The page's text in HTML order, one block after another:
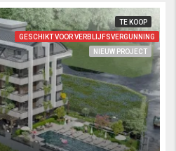
TE KOOP
GESCHIKT VOOR VERBLIJFSVERGUNNING
NIEUW PROJECT